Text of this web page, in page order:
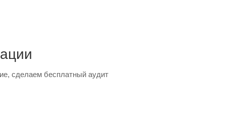
сделаем бесплатный аудит